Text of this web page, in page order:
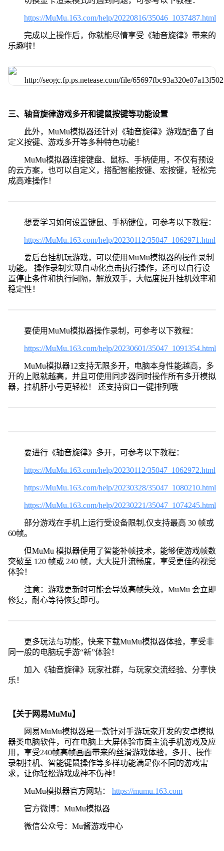
https://MuMu.163.com/help/20220816/35046_1037487.html
完成以上操作后，你就能尽情享受《轴音旋律》带来的
乐趣啦！
三、轴音旋律游戏多开和键鼠按键等功能设置
此外，MuMu模拟器还针对《轴音旋律》游戏配备了自
定义按键、游戏多开等多种特色功能！
MuMu模拟器连接键盘、鼠标、手柄使用，不仅有预设
的云方案，也可以自定义，搭配智能按键、宏按键，轻松完
成高难操作！
想要学习如何设置键鼠、手柄键位，可参考以下教程：
https://MuMu.163.com/help/20230112/35047_1062971.html
要后台挂机玩游戏，可以使用MuMu模拟器的操作录制
功能。 操作录制实现自动化点击执行操作，还可以自行设
置停止条件和执行间隔，解放双手，大幅度提升挂机效率和
稳定性！
要使用MuMu模拟器操作录制，可参考以下教程：
https://MuMu.163.com/help/20230601/35047_1091354.html
MuMu模拟器12支持无限多开，电脑本身性能越高，多
开的上限就越高，并且可使用同步器同时操作所有多开模拟
器，挂机肝小号更轻松！ 还支持窗口一键排列哦
要进行《轴音旋律》多开，可参考以下教程：
https://MuMu.163.com/help/20230112/35047_1062972.html
https://MuMu.163.com/help/20230328/35047_1080210.html
https://MuMu.163.com/help/20230221/35047_1074245.html
部分游戏在手机上运行受设备限制,仅支持最高 30 帧或
60帧。
但MuMu 模拟器使用了智能补帧技术，能够使游戏帧数
突破至 120 帧或 240 帧，大大提升流畅度，享受更佳的视觉
体验！
注意：游戏更新时可能会导致高帧失效，MuMu 会立即
修复，耐心等待恢复即可。
更多玩法与功能，快来下载MuMu模拟器体验，享受非
同一般的电脑玩手游“新”体验！
加入《轴音旋律》玩家社群，与玩家交流经验、分享快
乐！
【关于网易MuMu】
网易MuMu模拟器是一款针对手游玩家开发的安卓模拟
器类电脑软件，可在电脑上大屏体验市面主流手机游戏及应
用，享受240帧高帧画面带来的丝滑游戏体验，多开、操作
录制挂机、智能键鼠操作等多样功能满足你不同的游戏需
求，让你轻松游戏成神不伤神！
MuMu模拟器官方网站： https://mumu.163.com
官方微博：MuMu模拟器
微信公众号：Mu酱游戏中心